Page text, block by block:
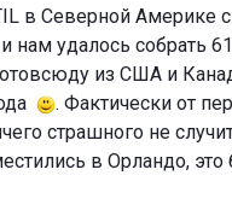
в Северной
нам удалось собрать
из США и
. Фактически от
страшного не
в Орландо,